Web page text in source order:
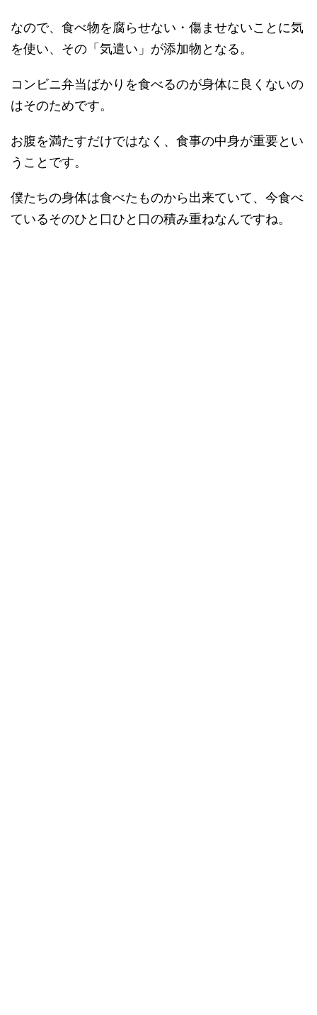
なので、食べ物を腐らせない・傷ませないことに気
を使い、その「気遣い」が添加物となる。
コンビニ弁当ばかりを食べるのが身体に良くないの
はそのためです。
お腹を満たすだけではなく、食事の中身が重要とい
うことです。
僕たちの身体は食べたものから出来ていて、今食べ
ているそのひと口ひと口の積み重ねなんですね。